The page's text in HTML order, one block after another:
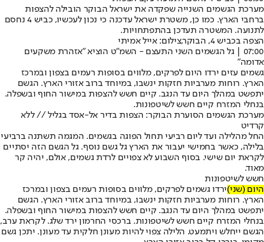
מערכת הגשמים השנייה שפקדה את ישראל הבוקר הובילה להצפות
ברחבי הארץ. כמו כן, משטרת ישראל עדכנה כי נכון לעכשיו, כביש 4 נחסם
לתנועה. המשטרה תעדכן בהתפתחויות.
הצפה בכביש 4, הבוקר,צילום: אייל אמיתי
07:00 | גל הגשמים השני התעצם - השמ"ט הוציא "אזהרת משקעים
אדומה"
גשמים עזים ירדו היום לפרקים, מלווים בסופות רעמים בצפון ובמרכז
הארץ. רוחות מערביות חזקות ינשבו, במיוחד ברוב אזורי הארץ. הגשם
יתפשט במהלך היום עד הנגב. קיים חשש להצפות במישור החוף ובשפלה.
בנחלי המזרח קיים חשש לשיטפונות.
מערכת הגשמים הסוערת הבוקר: הצפות בדיר אל-אסד בגליל // ללא
קרדיט
החל מהלילה ועד ליום רביעי תחול הפוגה בגשמים. המגמה תשתנה ברביעי
בלילה, כאשר בחמישי יעבור את הארץ גל גשם נוסף. גל הגשם הזה יסתיים
לקראת יום שישי. בסוף השבוע לא צפויים לרדת גשמים, אולם, יהיה קר
מאוד.
חשש לשיטפונות
היום (שני)ירדו גשמים לפרקים, מלווים בסופות רעמים בצפון ובמרכז
הארץ. רוחות מערביות חזקות ינשבו, במיוחד ברוב אזורי הארץ. הגשם
יתפשט במהלך היום עד הנגב. קיים חשש להצפות במישור החוף ובשפלה.
בנחלי המזרח קיים חשש לשיטפונות. ברכסי החרמון ירד שלג. לקראת ערב,
הגשם ייחלש ויתמעט. הלילה צפוי להיות מעונן חלקית עד מעונן. יתכן גשם